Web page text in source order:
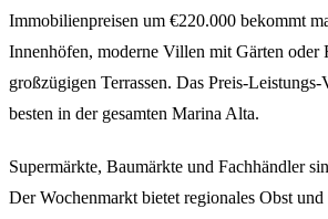
Immobilienpreisen um €220.000 bekommt
Innenhöfen, moderne Villen mit Gärten oder
großzügigen Terrassen. Das Preis-Leistungs-
besten in der gesamten Marina Alta.
Supermärkte, Baumärkte und Fachhändler
Der Wochenmarkt bietet regionales Obst